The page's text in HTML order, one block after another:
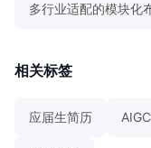
多行业适配的模块化
相关标签
应届生简历